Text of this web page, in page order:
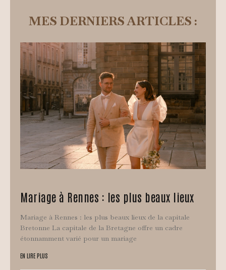
MES DERNIERS ARTICLES :
Mariage à Rennes : les plus beaux lieux
Mariage à Rennes : les plus beaux lieux de la capitale
Bretonne La capitale de la Bretagne offre un cadre
étonnamment varié pour un mariage
EN LIRE PLUS